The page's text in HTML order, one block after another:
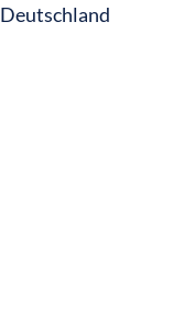
Deutschland